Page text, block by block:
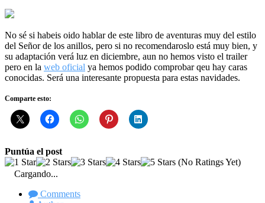
No sé si habeis oido hablar de este libro de aventuras muy del estilo
del Señor de los anillos, pero si no recomendaroslo está muy bien, y
su adaptación verá luz en diciembre, aun no hemos visto el trailer
pero en la web oficial ya hemos podido comprobar qeu hay caras
conocidas. Será una interesante propuesta para estas navidades.
Comparte esto:
Puntúa el post
(No Ratings Yet)
Cargando...
Comments